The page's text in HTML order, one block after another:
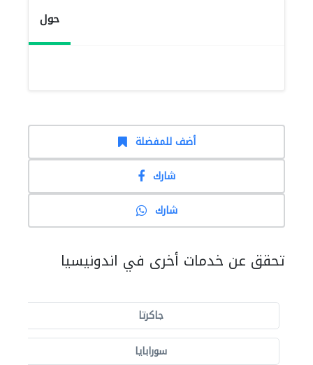
حول
أضف للمفضلة
شارك
شارك
تحقق عن خدمات أخرى في اندونيسيا
جاكرتا
سورابايا